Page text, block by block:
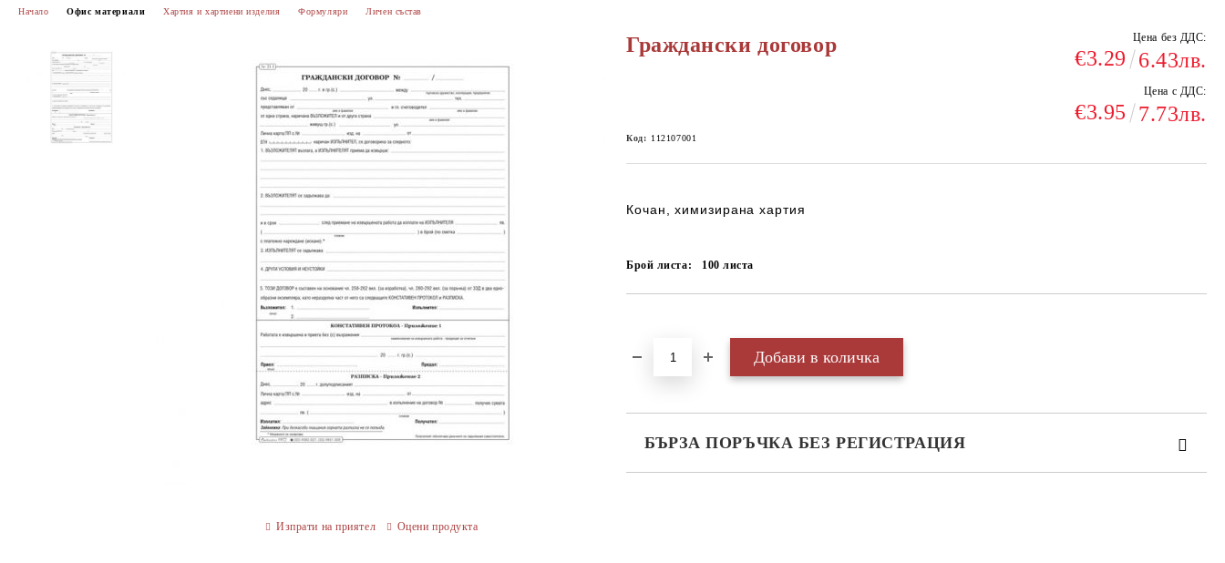
Начало Офис материали Хартия и хартиени изделия Формуляри Личен състав
Граждански договор Цена без ДДС:
€3.29 6.43лв.
Цена с ДДС:
€3.95 7.73лв.
Код: 112107001
Кочан, химизирана хартия
Брой листа: 100листа
БЪРЗА ПОРЪЧКА БЕЗ РЕГИСТРАЦИЯ
Изпрати на приятел Оцени продукта